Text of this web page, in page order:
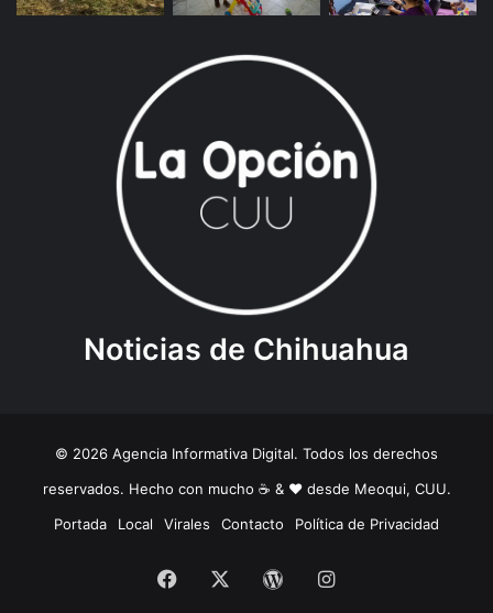
Noticias de Chihuahua
© 2026 Agencia Informativa Digital. Todos los derechos
reservados. Hecho con mucho ☕️ & ❤️ desde Meoqui, CUU.
Portada
Local Virales Contacto Política de Privacidad
Facebook WordPressInstagram